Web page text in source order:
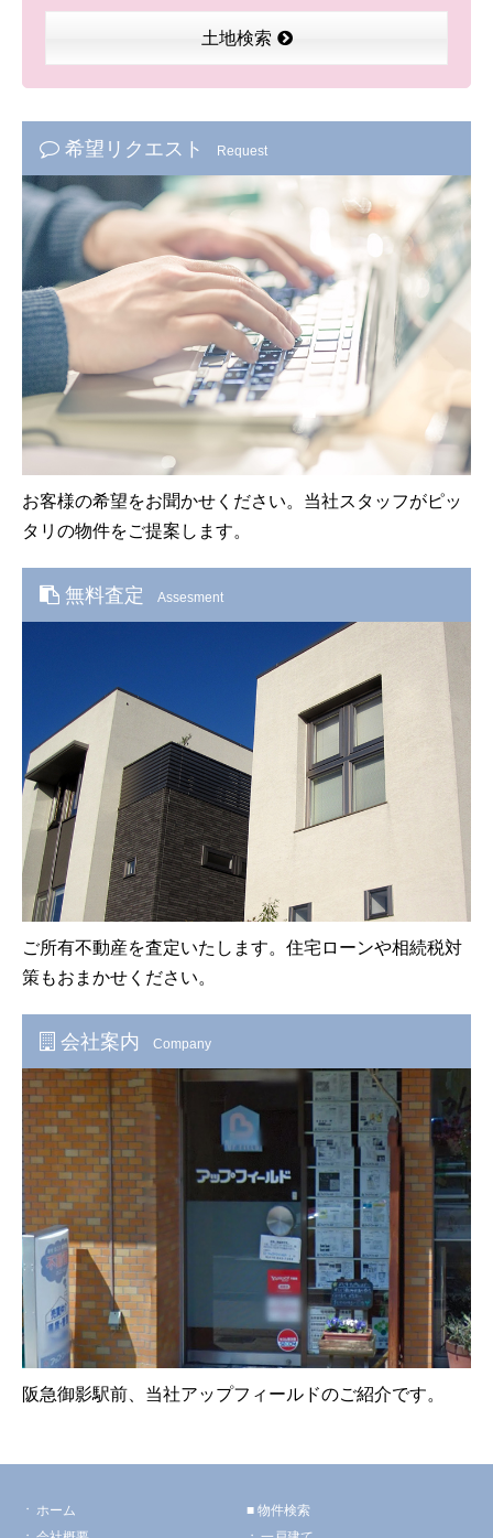
土地検索
希望リクエスト Request
お客様の希望をお聞かせください。当社スタッフがピッ
タリの物件をご提案します。
無料査定 Assesment
ご所有不動産を査定いたします。住宅ローンや相続税対
策もおまかせください。
会社案内 Company
阪急御影駅前、当社アップフィールドのご紹介です。
ホーム
物件検索